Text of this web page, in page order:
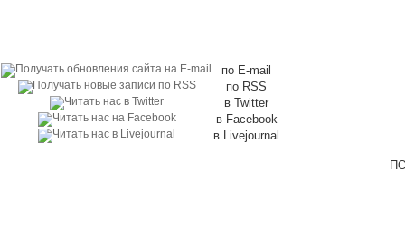
по E-mail
по RSS
в Twitter
в Facebook
в Livejournal